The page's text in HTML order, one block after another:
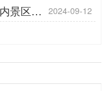
景区旅
2024-09-12